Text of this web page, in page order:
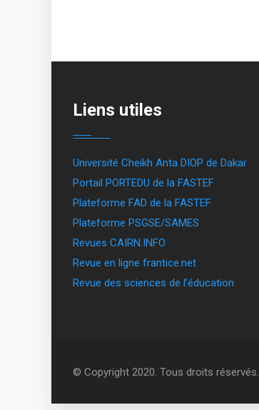
Liens utiles
Université Cheikh Anta DIOP de Dakar
Portail PORTEDU de la FASTEF
Plateforme FAD de la FASTEF
Plateforme PSGSE/SAMES
Revues CAIRN.INFO
Revue en ligne frantice.net
Revue des sciences de l’éducation
© Copyright 2020. Tous droits